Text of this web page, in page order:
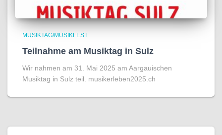
MUSIKTAG/MUSIKFEST
Teilnahme am Musiktag in Sulz
Wir nahmen am 31. Mai 2025 am Aargauischen
Musiktag in Sulz teil. musikerleben2025.ch